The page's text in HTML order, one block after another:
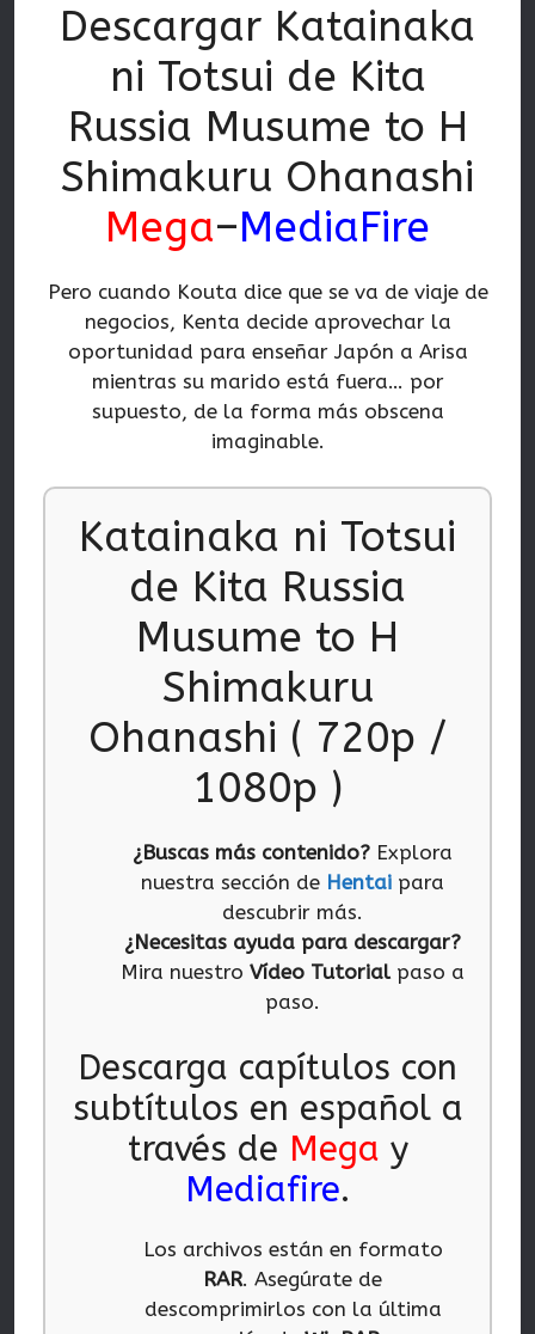
Descargar Katainaka
ni Totsui de Kita
Russia Musume to H
Shimakuru Ohanashi
Mega–MediaFire
Pero cuando Kouta dice que se va de viaje de
negocios, Kenta decide aprovechar la
oportunidad para enseñar Japón a Arisa
mientras su marido está fuera… por
supuesto, de la forma más obscena
imaginable.
Katainaka ni Totsui
de Kita Russia
Musume to H
Shimakuru
Ohanashi ( 720p /
1080p )
¿Buscas más contenido? Explora
nuestra sección de Hentai para
descubrir más.
¿Necesitas ayuda para descargar?
Mira nuestroVídeo Tutorialpaso a
paso.
Descarga capítulos con
subtítulos en español a
través de Mega y
Mediafire.
Los archivos están en formato
RAR. Asegúrate de
descomprimirlos con la última